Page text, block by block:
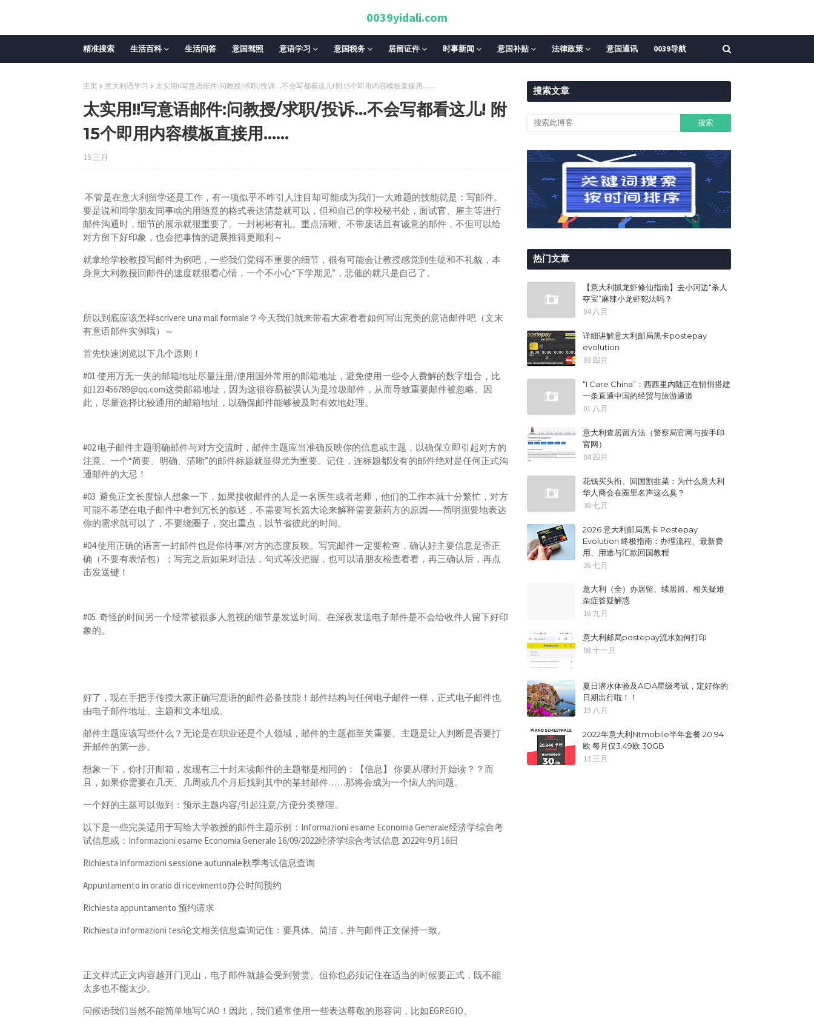
0039yidali.com
精准搜索 生活百科 生活问答 意国驾照 意语学习 意国税务 居留证件 时事新闻 意国补贴 法律政策 意国通讯 0039导航
主页 意大利语学习 太实用!!写意语邮件:问教授/求职/投诉…不会写都看这儿! 附15个即用内容模板直接用……
太实用!!写意语邮件:问教授/求职/投诉…不会写都看这儿! 附
15个即用内容模板直接用……
15 三月
不管是在意大利留学还是工作，有一项似乎不咋引人注目却可能成为我们一大难题的技能就是：写邮件。
要是说和同学朋友同事啥的用随意的格式表达清楚就可以，但和自己的学校秘书处，面试官、雇主等进行
邮件沟通时，细节的展示就很重要了。一封彬彬有礼、重点清晰、不带废话且有诚意的邮件，不但可以给
对方留下好印象，也会把事情的进展推得更顺利～
就拿给学校教授写邮件为例吧，一些我们觉得不重要的细节，很有可能会让教授感觉到生硬和不礼貌，本
身意大利教授回邮件的速度就很看心情，一个不小心“下学期见”，悲催的就只是自己了。
所以到底应该怎样scrivere una mail formale？今天我们就来带着大家看看如何写出完美的意语邮件吧（文末
有意语邮件实例哦）～
首先快速浏览以下几个原则！
#01 使用万无一失的邮箱地址尽量注册/使用国外常用的邮箱地址，避免使用一些令人费解的数字组合，比
如123456789@qq.com这类邮箱地址，因为这很容易被误认为是垃圾邮件，从而导致重要邮件被忽略。因
此，尽量选择比较通用的邮箱地址，以确保邮件能够被及时有效地处理。
#02 电子邮件主题明确邮件与对方交流时，邮件主题应当准确反映你的信息或主题，以确保立即引起对方的
注意。一个“简要、明确、清晰”的邮件标题就显得尤为重要。记住，连标题都没有的邮件绝对是任何正式沟
通邮件的大忌！
#03 避免正文长度惊人想象一下，如果接收邮件的人是一名医生或者老师，他们的工作本就十分繁忙，对方
可能不希望在电子邮件中看到冗长的叙述，不需要写长篇大论来解释需要新药方的原因——简明扼要地表达
你的需求就可以了，不要绕圈子，突出重点，以节省彼此的时间。
#04 使用正确的语言一封邮件也是你待事/对方的态度反映。写完邮件一定要检查，确认好主要信息是否正
确（不要有表情包）；写完之后如果对语法，句式等没把握，也可以请朋友检查看看，再三确认后，再点
击发送键！
#05 奇怪的时间另一个经常被很多人忽视的细节是发送时间。在深夜发送电子邮件是不会给收件人留下好印
象的。
好了，现在手把手传授大家正确写意语的邮件必备技能！邮件结构与任何电子邮件一样，正式电子邮件也
由电子邮件地址、主题和文本组成。
邮件主题应该写些什么？无论是在职业还是个人领域，邮件的主题都至关重要。主题是让人判断是否要打
开邮件的第一步。
想象一下，你打开邮箱，发现有三十封未读邮件的主题都是相同的：【信息】 你要从哪封开始读？？而
且，如果你需要在几天、几周或几个月后找到其中的某封邮件……那将会成为一个恼人的问题。
一个好的主题可以做到：预示主题内容/引起注意/方便分类整理。
以下是一些完美适用于写给大学教授的邮件主题示例：Informazioni esame Economia Generale经济学综合考
试信息或：Informazioni esame Economia Generale 16/09/2022经济学综合考试信息 2022年9月16日
Richiesta informazioni sessione autunnale秋季考试信息查询
Appuntamento in orario di ricevimento办公时间预约
Richiesta appuntamento 预约请求
Richiesta informazioni tesi论文相关信息查询记住：要具体、简洁，并与邮件正文保持一致。
正文样式正文内容越开门见山，电子邮件就越会受到赞赏。但你也必须记住在适当的时候要正式，既不能
太多也不能太少。
问候语我们当然不能简单地写CIAO！因此，我们通常使用一些表达尊敬的形容词，比如EGREGIO、
搜索文章
热门文章
【意大利抓龙虾修仙指南】去小河边“杀人
夺宝”麻辣小龙虾犯法吗？
04 八月
详细讲解意大利邮局黑卡postepay
evolution
03 四月
“I Care China”：西西里内陆正在悄悄搭建
一条直通中国的经贸与旅游通道
01 八月
意大利查居留方法（警察局官网与按手印
官网）
04 四月
花钱买头衔、回国割韭菜：为什么意大利
华人商会在圈里名声这么臭？
30 七月
2026 意大利邮局黑卡 Postepay
Evolution 终极指南：办理流程、最新费
用、用途与汇款回国教程
26 七月
意大利（全）办居留、续居留、相关疑难
杂症答疑解惑
16 九月
意大利邮局postepay流水如何打印
08 十一月
夏日潜水体验及AIDA星级考试，定好你的
日期出行啦！！
19 八月
2022年意大利Ntmobile半年套餐 20.94
欧 每月仅3.49欧 30GB
13 三月